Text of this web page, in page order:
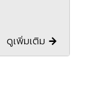
ดูเพิ่มเติม